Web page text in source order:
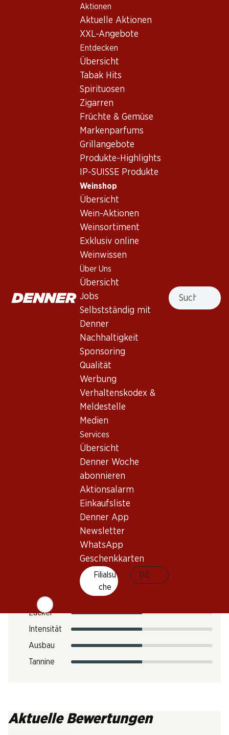
Aktionen
Aktuelle Aktionen
XXL-Angebote
Entdecken
Übersicht
Tabak Hits
Spirituosen
Zigarren
Früchte & Gemüse
Markenparfums
Grillangebote
Produkte-Highlights
IP-SUISSE Produkte
Weinshop
Übersicht
Wein-Aktionen
Weinsortiment
Exklusiv online
Weinwissen
Über Uns
Übersicht
Jobs
Selbstständig mit
Denner
Nachhaltigkeit
Sponsoring
Qualität
Werbung
Verhaltenskodex &
Meldestelle
Medien
Services
Übersicht
Denner Woche
abonnieren
Aktionsalarm
Einkaufsliste
Denner App
Newsletter
WhatsApp
Geschenkkarten
Filialsu
che
DE
Suche
Wein/Champagner
Haut Médoc, Bordeaux
Ch. L Angelus St. Emilion 75
Ch. L Angelus St. Emilion 75
Frankreich, Haut Médoc, Bordeaux, 2005, 75 cl
Wissenswertes
Rotwein_old
Trinktemperatur
CO2-Fussabdruck
Geschmack
Säure
Zucker
Intensität
Ausbau
Tannine
Aktuelle Bewertungen